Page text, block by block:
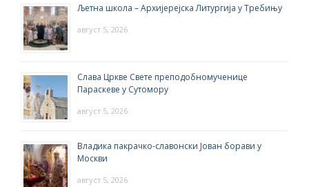
Љетна школа – Архијерејска Литургија у Требињу
август 5, 2026
Слава Цркве Свете преподобномученице
Параскеве у Сутомору
август 5, 2026
Владика пакрачко-славонски Јован борави у
Москви
август 5, 2026